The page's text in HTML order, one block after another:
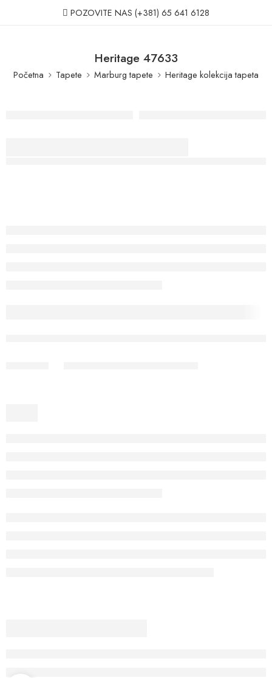
POZOVITE NAS (+381) 65 641 6128
Heritage 47633
Početna Tapete Marburg tapete Heritage kolekcija tapeta